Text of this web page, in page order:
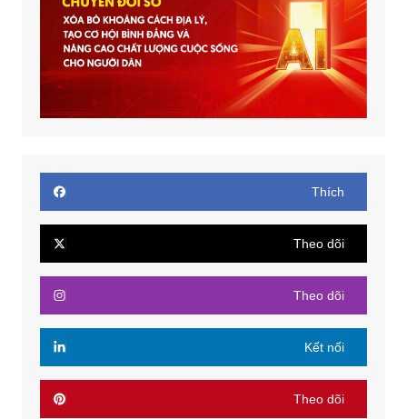
Thích
Theo dõi
Theo dõi
Kết nối
Theo dõi